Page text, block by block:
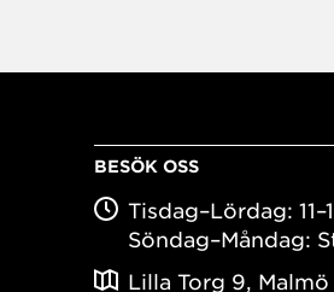
BESÖK OSS
Tisdag–Lördag:
Söndag–Måndag:
Lilla Torg 9, Malmö